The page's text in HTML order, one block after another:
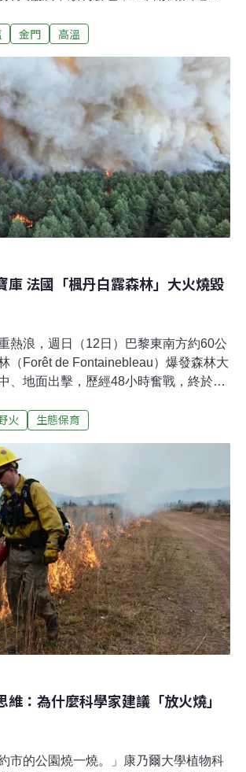
、12名環保局人員及8名警察，分別駐
運作業。（中央社報導）南投東埔部落
規獵具守護動物信義鄉東埔部落族人與
當地山林，全面清查老舊及外來不法人
、陷阱，2次行動共清除5具，分署也宣
、現行全面禁止使用獸鋏。（中央社報
金門 高溫
庫 法國「楓丹白露森林」大火燒毀
熱浪，週日（12日）巴黎東南方約60公
（Forêt de Fontainebleau）爆發森林大
、地面出擊，歷經48小時奮戰，終於控
數名嫌犯，這場大火除了熱浪因素，不
，地方政府擔心煙火容易引發野火，紛
而，楓丹白露森林依舊在周日爆發大
是法國第二大國家森林，是法定的保護
），也是聯合國教科文組織生物圈保
Biosphere Reserve）、歐盟Natura
生態與人文景觀上，都有重要地位。
（France 24）14日報導，第一場野火
又有第二場大火，並且迅速蔓延至生物
火 生態保育
維：為什麼科學家建議「放火燒」
市的公園燒一燒。」康乃爾大學植物科